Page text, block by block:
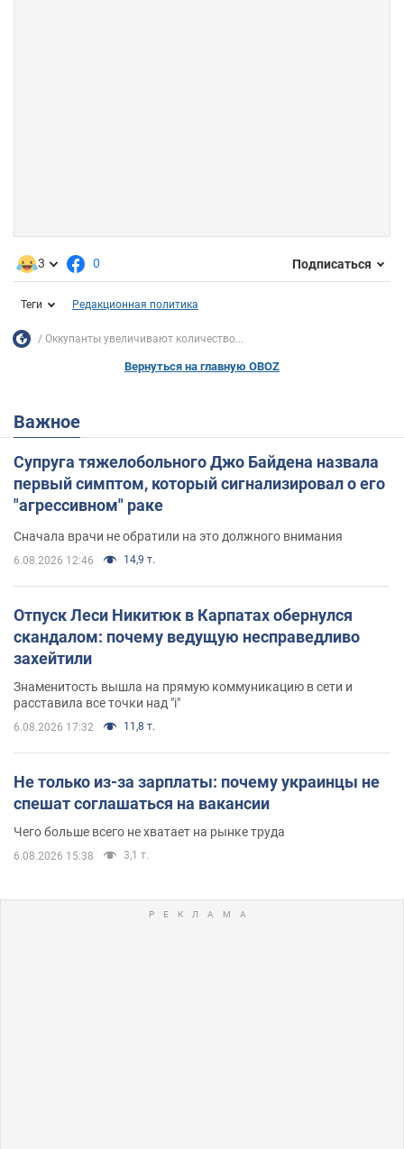
3 0 Подписаться
Теги Редакционная политика
Оккупанты увеличивают количество...
Вернуться на главную OBOZ
Важное
Супруга тяжелобольного Джо Байдена назвала
первый симптом, который сигнализировал о его
"агрессивном" раке
Сначала врачи не обратили на это должного внимания
6.08.2026 12:46 14,9 т.
Отпуск Леси Никитюк в Карпатах обернулся
скандалом: почему ведущую несправедливо
захейтили
Знаменитость вышла на прямую коммуникацию в сети и
расставила все точки над "i"
6.08.2026 17:32 11,8 т.
Не только из-за зарплаты: почему украинцы не
спешат соглашаться на вакансии
Чего больше всего не хватает на рынке труда
6.08.2026 15:38 3,1 т.